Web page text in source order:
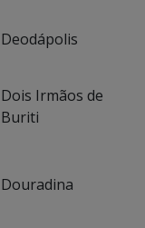
Deodápolis
Dois Irmãos de
Buriti
Douradina